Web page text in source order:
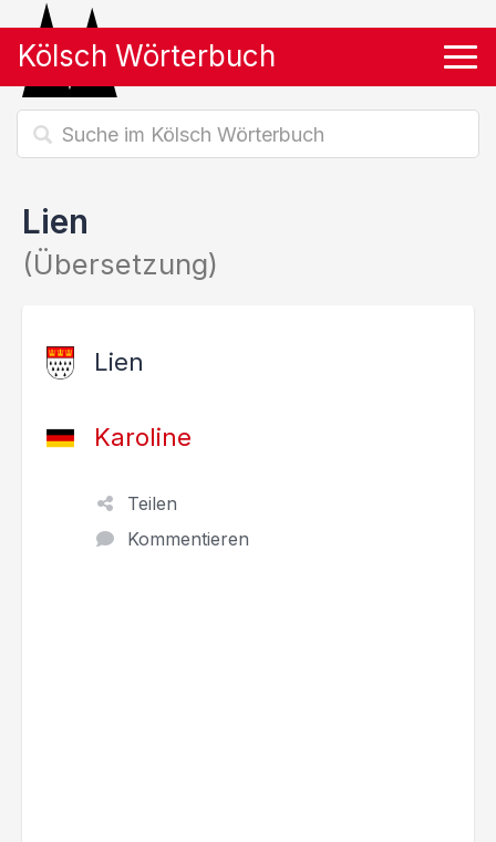
Kölsch Wörterbuch
Lien
(Übersetzung)
Lien
Karoline
Teilen
Kommentieren